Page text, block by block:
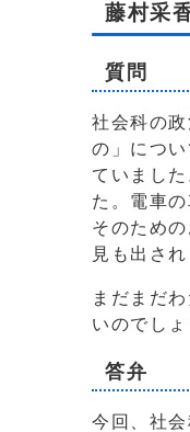
藤村采
質問
社会科の
の」につ
ていまし
た。電車
そのため
見も出され
まだまだ
いのでし
答弁
今回、社